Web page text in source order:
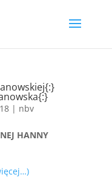
| nbv
HANNY